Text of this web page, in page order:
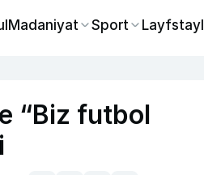
Madaniyat Sport Layfstayl
“Biz futbol